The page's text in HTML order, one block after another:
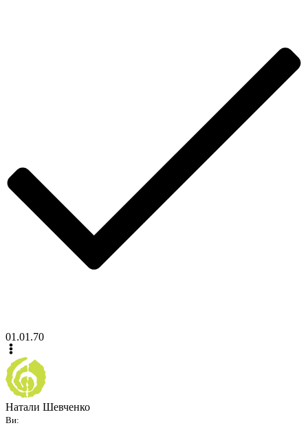
01.01.70
Натали Шевченко
Ви: